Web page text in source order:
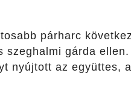
párharc
szeghalmi gárda ellen.
nyújtott az együttes,